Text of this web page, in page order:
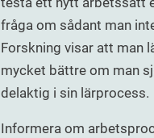
fråga om sådant man
Forskning visar att man
mycket bättre om man
delaktig i sin lärprocess.
Informera om